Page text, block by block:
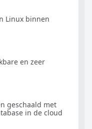
Linux binnen
en zeer
geschaald met
in de cloud